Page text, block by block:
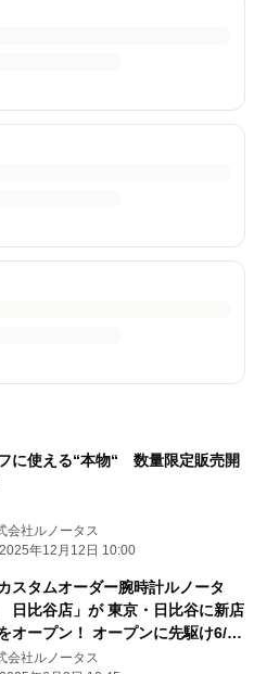
に使える“本物“ 数量限定販売開
会社ルノータス
年12月12日 10:00
カスタムオーダー腕時計ルノータ
日比谷店」が 東京・日比谷に新店
オープン！ オープンに先駆け6/6
ディア内覧会を開催
会社ルノータス